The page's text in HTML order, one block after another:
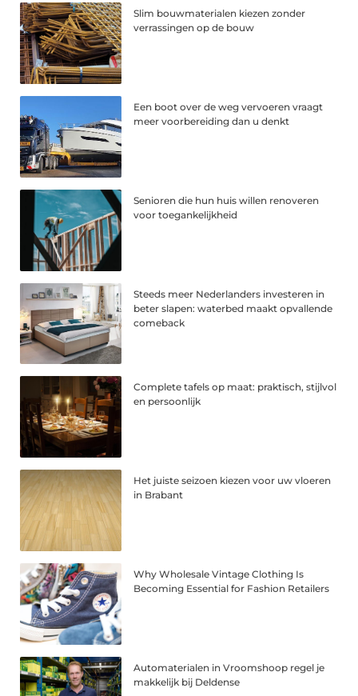
Slim bouwmaterialen kiezen zonder
verrassingen op de bouw
Een boot over de weg vervoeren vraagt
meer voorbereiding dan u denkt
Senioren die hun huis willen renoveren
voor toegankelijkheid
Steeds meer Nederlanders investeren in
beter slapen: waterbed maakt opvallende
comeback
Complete tafels op maat: praktisch, stijlvol
en persoonlijk
Het juiste seizoen kiezen voor uw vloeren
in Brabant
Why Wholesale Vintage Clothing Is
Becoming Essential for Fashion Retailers
Automaterialen in Vroomshoop regel je
makkelijk bij Deldense